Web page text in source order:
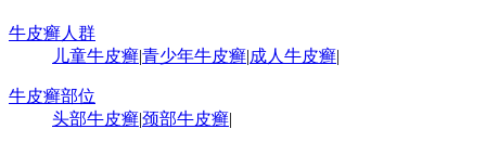
牛皮癣人群
儿童牛皮癣|青少年牛皮癣|成人牛皮癣|
牛皮癣部位
头部牛皮癣|颈部牛皮癣|